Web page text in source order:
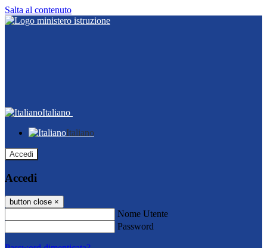
Salta al contenuto
Italiano
Italiano
Accedi
Accedi
button close ×
Nome Utente
Password